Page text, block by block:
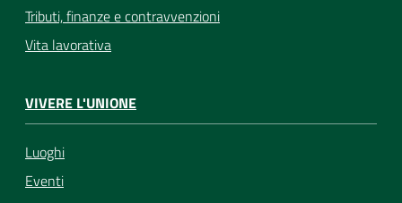
Tributi, finanze e contravvenzioni
Vita lavorativa
VIVERE L'UNIONE
Luoghi
Eventi